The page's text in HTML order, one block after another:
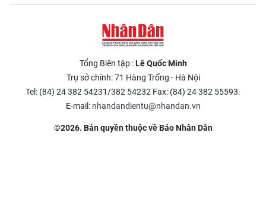
Tổng Biên tập :Lê Quốc Minh
Trụ sở chính: 71 Hàng Trống - Hà Nội
Tel: (84) 24 382 54231/382 54232 Fax: (84) 24 382 55593.
E-mail: nhandandientu@nhandan.vn
©2026. Bản quyền thuộc về Báo Nhân Dân